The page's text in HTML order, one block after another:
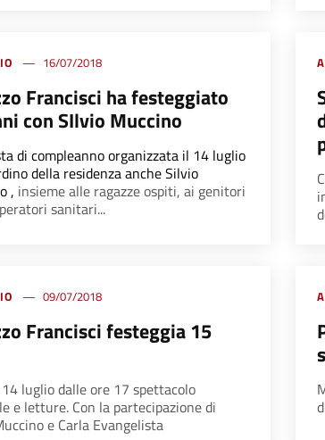
16/07/2018
Francisci ha festeggiato
con SIlvio Muccino
di compleanno organizzata il 14 luglio
della residenzaanche Silvio
, insieme alle ragazze ospiti, ai genitori
sanitari...
09/07/2018
Francisci festeggia 15
luglio dalle ore 17 spettacolo
e letture. Con la partecipazione di
e Carla Evangelista